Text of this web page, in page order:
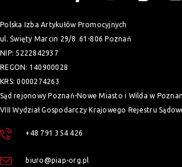
Polska Izba Artykułów Promocyjnych
ul. Święty Marcin 29/8 61-806 Poznań
NIP: 5222842937
REGON: 140900028
KRS: 0000274263
Sąd rejonowy Poznań-Nowe Miasto i Wilda w
VIII Wydział Gospodarczy Krajowego Rejestru
+48 791 354 426
biuro@piap-org.pl